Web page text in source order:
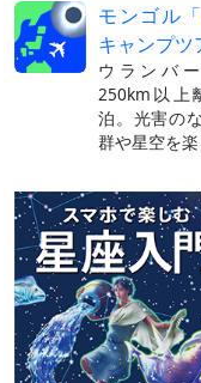
モンゴル
キャンプツ
ウランバ
250km以上
泊。光害の
群や星空を